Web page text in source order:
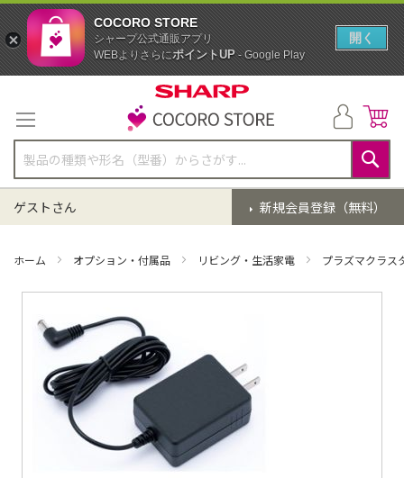
テ
ン
ツ
に
ス
キ
ッ
検
索
新規会員登録（無料）
ゲストさん
ホーム オプション・付属品 リビング・生活家電 プラズマクラス
COCORO STORE
シャープ公式通販アプリ
WEBよりさらにポイントUP- Google Play
開く